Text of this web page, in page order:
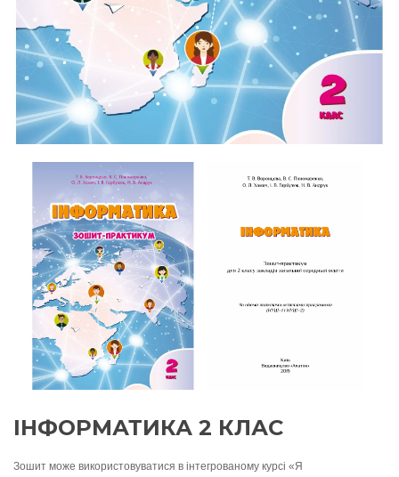
ІНФОРМАТИКА 2 КЛАС
Зошит може використовуватися в інтегрованому курсі «Я